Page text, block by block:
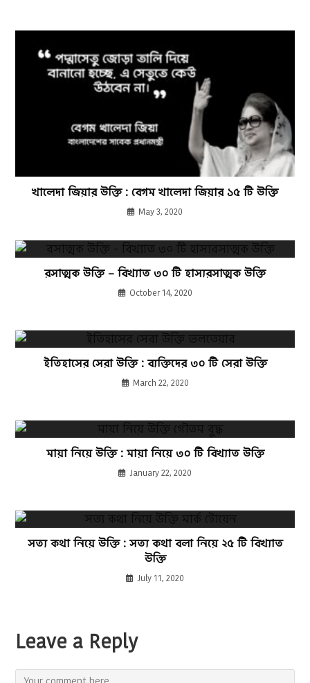
খালেদা জিয়ার উক্তি : বেগম খালেদা জিয়ার ১৫ টি উক্তি
May 3, 2020
রসাত্মক উক্তি – বিখ্যাত ৩০ টি হাস্যরসাত্মক উক্তি
October 14, 2020
ইতিহাসের সেরা উক্তি : ব্যক্তিদের ৩০ টি সেরা উক্তি
March 22, 2020
মায়া নিয়ে উক্তি : মায়া নিয়ে ৩০ টি বিখ্যাত উক্তি
January 22, 2020
সত্য কথা নিয়ে উক্তি : সত্য কথা বলা নিয়ে ২৫ টি বিখ্যাত
উক্তি
July 11, 2020
Leave a Reply
Comment